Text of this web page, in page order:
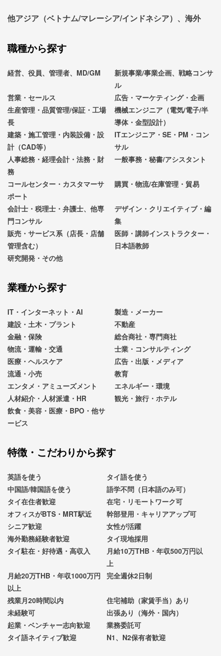
他アジア（ベトナム/マレーシア/インドネシア）、海外
職種から探す
経営、役員、管理者、MD/GM
新規事業/事業企画、戦略コンサ
ル
営業・セールス
広告・マーケティング・企画
生産管理・品質管理/保証・工場
長
機械エンジニア（電気/電子/半
導体・金型設計）
建築・施工管理・内装設備・設
計（CAD等）
ITエンジニア・SE・PM・コン
サル
人事総務・経理会計・法務・財
務
一般事務・秘書/アシスタント
コールセンター・カスタマーサ
ポート
購買・物流/在庫管理・貿易
会計士・税理士・弁護士、他専
門コンサル
デザイン・クリエイティブ・編
集
販売・サービス系（店長・店舗
管理含む）
医師・講師インストラクター・
日本語教師
研究開発・その他
業種から探す
IT・インターネット・AI
製造・メーカー
建設・土木・プラント
不動産
金融・保険
総合商社・専門商社
物流・運輸・交通
士業・コンサルティング
医療・ヘルスケア
広告・出版・メディア
流通・小売
教育
エンタメ・アミューズメント
エネルギー・環境
人材紹介・人材派遣・HR
観光・旅行・ホテル
飲食・美容・医療・BPO・他サ
ービス
特徴・こだわりから探す
英語を使う
タイ語を使う
中国語/韓国語を使う
語学不問（日本語のみ可）
タイ在住者歓迎
在宅・リモートワーク可
オフィスがBTS・MRT駅近
幹部登用・キャリアアップ可
シニア歓迎
女性が活躍
海外勤務経験者歓迎
タイ現地採用
タイ駐在・好待遇・高収入
月給10万THB・年収500万円以
上
月給20万THB・年収1000万円
以上
完全週休2日制
残業月20時間以内
住宅補助（家賃手当）あり
未経験可
出張あり（海外・国内）
起業・ベンチャー志向歓迎
業務委託可
タイ語ネイティブ歓迎
N1、N2保有者歓迎